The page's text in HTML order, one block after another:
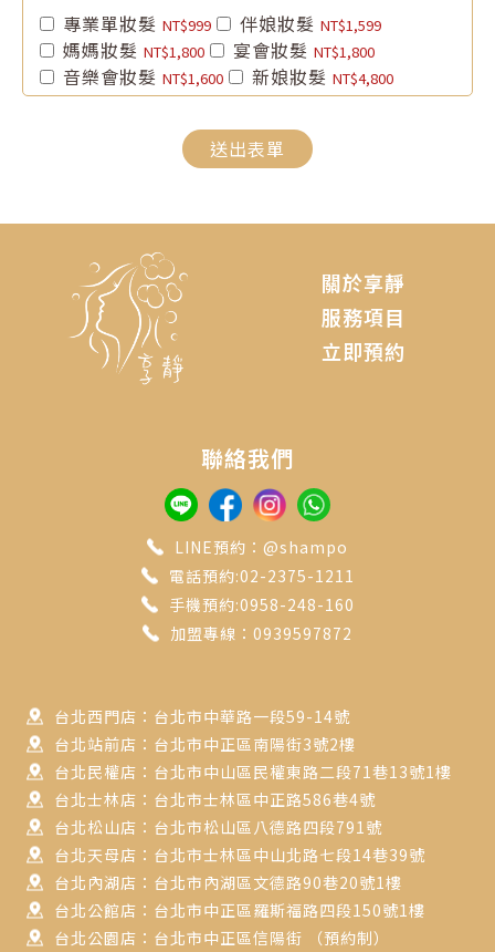
專業單妝髮 NT$999 伴娘妝髮 NT$1,599
媽媽妝髮 NT$1,800 宴會妝髮 NT$1,800
音樂會妝髮 NT$1,600 新娘妝髮 NT$4,800
送出表單
關於享靜
服務項目
立即預約
聯絡我們
LINE預約：@shampo
電話預約:02-2375-1211
手機預約:0958-248-160
加盟專線：0939597872
台北西門店：台北市中華路一段59-14號
台北站前店：台北市中正區南陽街3號2樓
台北民權店：台北市中山區民權東路二段71巷13號1樓
台北士林店：台北市士林區中正路586巷4號
台北松山店：台北市松山區八德路四段791號
台北天母店：台北市士林區中山北路七段14巷39號
台北內湖店：台北市內湖區文德路90巷20號1樓
台北公館店：台北市中正區羅斯福路四段150號1樓
台北公園店：台北市中正區信陽街 （預約制）